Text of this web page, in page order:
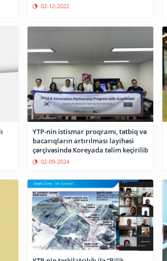
02-12-2022
YTP-nin istismar proqramı, tətbiq və
bacarıqların artırılması layihəsi
çərçivəsində Koreyada təlim keçirilib
02-09-2024